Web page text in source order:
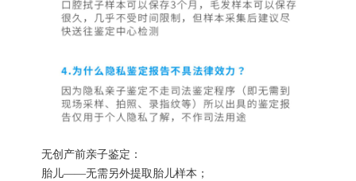
无创产前亲子鉴定：
胎儿——无需另外提取胎儿样本；